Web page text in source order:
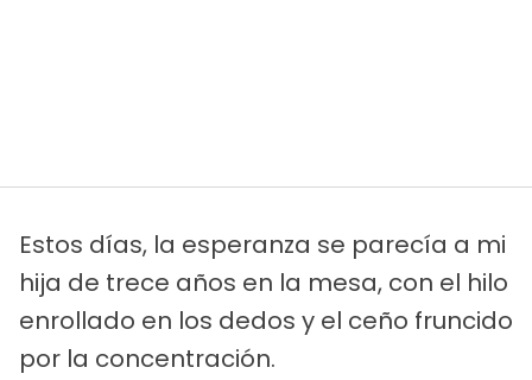
Estos días, la esperanza se parecía a mi
hija de trece años en la mesa, con el hilo
enrollado en los dedos y el ceño fruncido
por la concentración.